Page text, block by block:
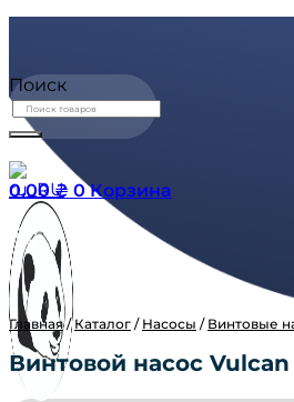
0.00₴ 0 Корзина
Поиск
Главная/Каталог / Насосы / Винтовые
Винтовой насос Vulcan